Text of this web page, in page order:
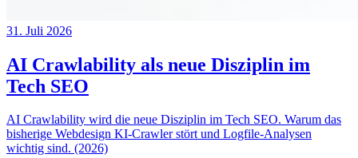
31. Juli 2026
AI Crawlability als neue Disziplin im
Tech SEO
AI Crawlability wird die neue Disziplin im Tech SEO. Warum das
bisherige Webdesign KI-Crawler stört und Logfile-Analysen
wichtig sind. (2026)